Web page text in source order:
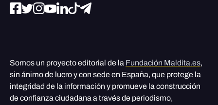
Somos un proyecto editorial de la Fundación Maldita.es,
sin ánimo de lucro y con sede en España, que protege la
integridad de la información y promueve la construcción
de confianza ciudadana a través de periodismo,